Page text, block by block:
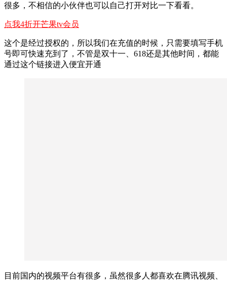
很多，不相信的小伙伴也可以自己打开对比一下看看。
点我4折开芒果tv会员
这个是经过授权的，所以我们在充值的时候，只需要填写手机
号即可快速充到了，不管是双十一、618还是其他时间，都能
通过这个链接进入便宜开通
目前国内的视频平台有很多，虽然很多人都喜欢在腾讯视频、